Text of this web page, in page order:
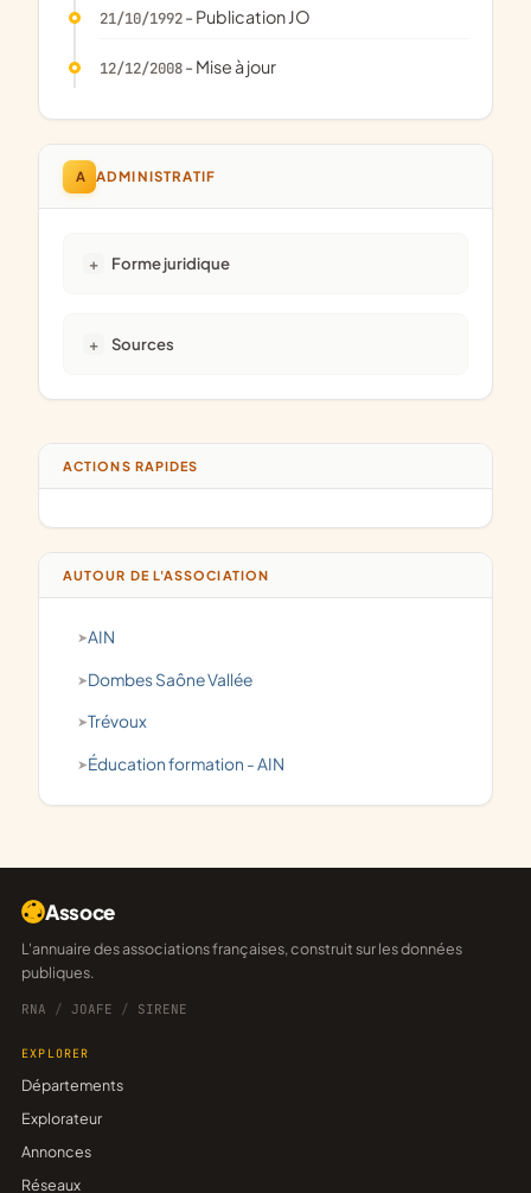
21/10/1992- Publication JO
12/12/2008- Mise à jour
A ADMINISTRATIF
Forme juridique
Sources
ACTIONS RAPIDES
AUTOUR DE L'ASSOCIATION
AIN
Dombes Saône Vallée
Trévoux
éducation formation - AIN
Assoce
L'annuaire des associations françaises, construit sur les données
publiques.
RNA / JOAFE / SIRENE
EXPLORER
Départements
Explorateur
Annonces
Réseaux